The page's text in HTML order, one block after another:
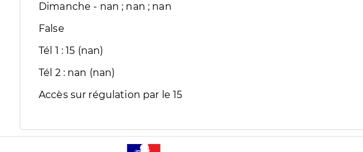
Dimanche - nan ; nan ; nan
False
Tél 1 : 15 (nan)
Tél 2 : nan (nan)
Accès sur régulation par le 15